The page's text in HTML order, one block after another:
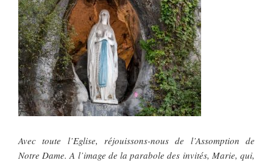
Avec toute l’Eglise, réjouissons-nous de l’Assomption de
Notre Dame. A l’image de la parabole des invités, Marie, qui,